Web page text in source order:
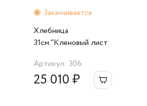
Заканчивается
Хлебница
31см."Кленовый лист
Артикул: 306
25 010 ₽